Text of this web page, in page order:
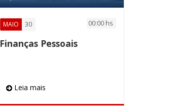
MAIO 30 00:00 hs
Finanças Pessoais
Leia mais